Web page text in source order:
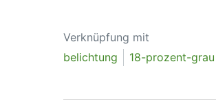
Verknüpfung mit
belichtung
18-prozent-grau